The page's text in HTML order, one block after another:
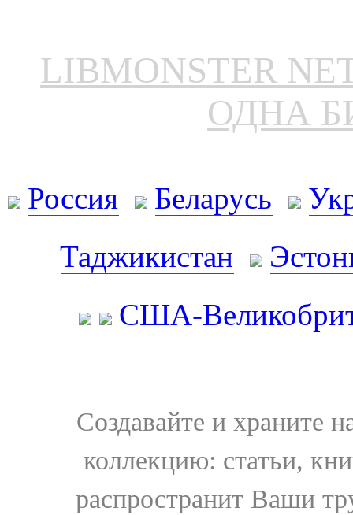
LIBMONSTER
ОДНА
Россия Беларусь
Таджикистан
США-
Создавайте и храните
коллекцию: статьи,
распространит Ваши